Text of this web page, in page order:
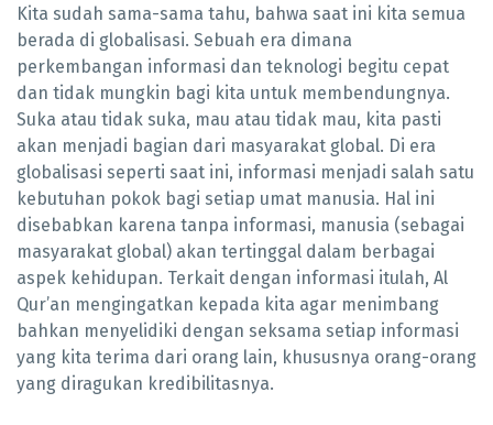
Kita sudah sama-sama tahu, bahwa saat ini kita semua
berada di globalisasi. Sebuah era dimana
perkembangan informasi dan teknologi begitu cepat
dan tidak mungkin bagi kita untuk membendungnya.
Suka atau tidak suka, mau atau tidak mau, kita pasti
akan menjadi bagian dari masyarakat global. Di era
globalisasi seperti saat ini, informasi menjadi salah satu
kebutuhan pokok bagi setiap umat manusia. Hal ini
disebabkan karena tanpa informasi, manusia (sebagai
masyarakat global) akan tertinggal dalam berbagai
aspek kehidupan. Terkait dengan informasi itulah, Al
Qur’an mengingatkan kepada kita agar menimbang
bahkan menyelidiki dengan seksama setiap informasi
yang kita terima dari orang lain, khususnya orang-orang
yang diragukan kredibilitasnya.